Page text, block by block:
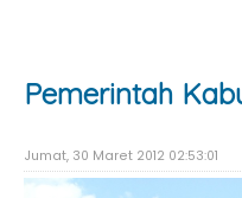
Pemerintah
Jumat, 30 Maret 2012 02:53:01